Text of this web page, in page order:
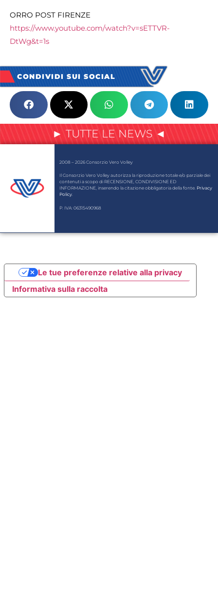
ORRO POST FIRENZE
https://www.youtube.com/watch?v=sETTVR-
DtWg&t=1s
CONDIVIDI SUI SOCIAL
► TUTTE LE NEWS ◄
2008 – 2026 Consorzio Vero Volley
Il Consorzio Vero Volley autorizza la riproduzione totale e/o parziale dei
contenuti a scopo di RECENSIONE, CONDIVISIONE ED
INFORMAZIONE, inserendo la citazione obbligatoria della fonte. Privacy
Policy.
P. IVA: 06315490968
Informativa sulla raccolta
Le tue preferenze relative alla privacy